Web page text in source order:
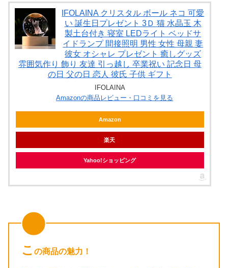
IFOLAINA クリスタル ボール ネコ 可愛
い 誕生日プレゼント 3Ｄ 猫 水晶玉 木
製土台付き 寝室 LEDライト ベッドサ
イドランプ 間接照明 男性 女性 母親 妻
彼女 オシャレ プレゼント 癒しグッズ
雰囲気作り 飾り 友達 引っ越し 卒業祝い 記念日 母
の日 父の日 恋人 彼氏 子供 ギフト
IFOLAINA
Amazonの商品レビュー・口コミを見る
Amazon
楽天
Yahoo!ショッピング
こ の商品の魅力！